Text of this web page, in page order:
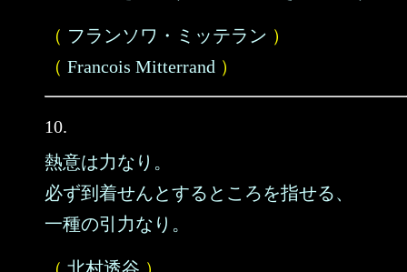
（ フランソワ・ミッテラン ）
（ Francois Mitterrand ）
10.
熱意は力なり。
必ず到着せんとするところを指せる、
一種の引力なり。